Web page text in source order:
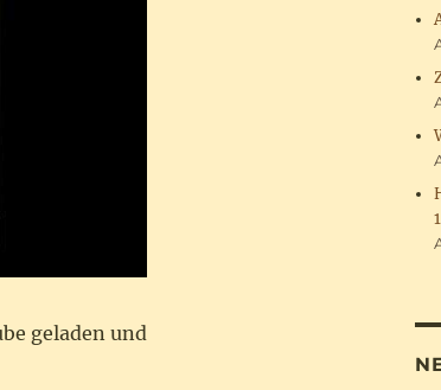
geladen und